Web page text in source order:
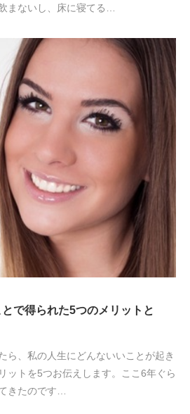
まないし、床に寝てる…
で得られた5つのメリットと
ら、私の人生にどんないいことが起き
ットを5つお伝えします。ここ6年ぐら
きたのです…